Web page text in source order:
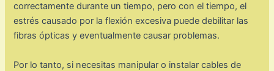
correctamente durante un tiempo, pero con el tiempo, el
estrés causado por la flexión excesiva puede debilitar las
fibras ópticas y eventualmente causar problemas.
Por lo tanto, si necesitas manipular o instalar cables de